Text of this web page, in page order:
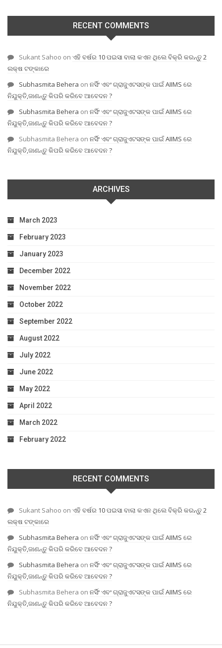
RECENT COMMENTS
Sukant Sahoo on ଏହି ବର୍ଷର 10 ପଇସା ବାଲା କଏନ ଥିଲେ ବିକ୍ରି କରନ୍ତୁ 2
ଲକ୍ଷ ଟଙ୍କାରେ
Subhasmita Behera on ନର୍ସିଂ ଏବଂ ଗ୍ରାଜୁଏଟସଙ୍କ ପାଇଁ AIIMS ରେ
ନିଯୁକ୍ତି,ଜାଣନ୍ତୁ କିପରି କରିବେ ଆବେଦନ ?
Subhasmita Behera on ନର୍ସିଂ ଏବଂ ଗ୍ରାଜୁଏଟସଙ୍କ ପାଇଁ AIIMS ରେ
ନିଯୁକ୍ତି,ଜାଣନ୍ତୁ କିପରି କରିବେ ଆବେଦନ ?
Subhasmita Behera on ନର୍ସିଂ ଏବଂ ଗ୍ରାଜୁଏଟସଙ୍କ ପାଇଁ AIIMS ରେ
ନିଯୁକ୍ତି,ଜାଣନ୍ତୁ କିପରି କରିବେ ଆବେଦନ ?
ARCHIVES
March 2023
February 2023
January 2023
December 2022
November 2022
October 2022
September 2022
August 2022
July 2022
June 2022
May 2022
April 2022
March 2022
February 2022
RECENT COMMENTS
Sukant Sahoo on ଏହି ବର୍ଷର 10 ପଇସା ବାଲା କଏନ ଥିଲେ ବିକ୍ରି କରନ୍ତୁ 2
ଲକ୍ଷ ଟଙ୍କାରେ
Subhasmita Behera on ନର୍ସିଂ ଏବଂ ଗ୍ରାଜୁଏଟସଙ୍କ ପାଇଁ AIIMS ରେ
ନିଯୁକ୍ତି,ଜାଣନ୍ତୁ କିପରି କରିବେ ଆବେଦନ ?
Subhasmita Behera on ନର୍ସିଂ ଏବଂ ଗ୍ରାଜୁଏଟସଙ୍କ ପାଇଁ AIIMS ରେ
ନିଯୁକ୍ତି,ଜାଣନ୍ତୁ କିପରି କରିବେ ଆବେଦନ ?
Subhasmita Behera on ନର୍ସିଂ ଏବଂ ଗ୍ରାଜୁଏଟସଙ୍କ ପାଇଁ AIIMS ରେ
ନିଯୁକ୍ତି,ଜାଣନ୍ତୁ କିପରି କରିବେ ଆବେଦନ ?